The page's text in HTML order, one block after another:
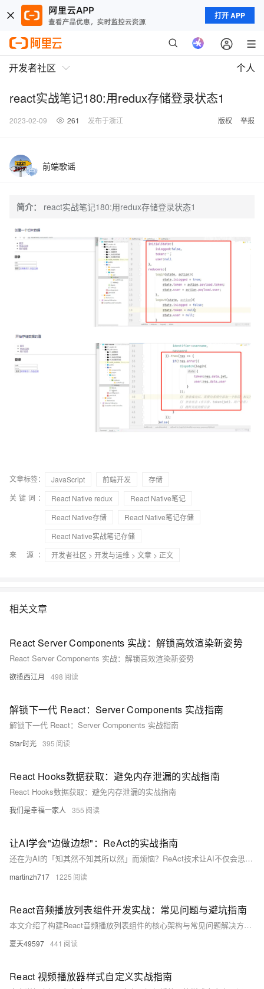
打开 APP
开发者社区 个人
react实战笔记180:用redux存储登录状态1
2023-02-09 261 发布于浙江 版权 举报
前端歌谣
简介： react实战笔记180:用redux存储登录状态1
文章标签： JavaScript 前端开发
存储
关键词：
React Native redux
React Native笔记
React Native存储
React Native笔记存储
React Native实战笔记存储
来 源：
开发者社区 > 开发与运维 > 文章 > 正文
相关文章
React Server Components 实战：解锁高效渲染新姿势
React Server Components 实战：解锁高效渲染新姿势
欲揽西江月 498
解锁下一代 React：Server Components 实战指南
解锁下一代 React：Server Components 实战指南
Star时光 395
React Hooks数据获取：避免内存泄漏的实战指南
React Hooks数据获取：避免内存泄漏的实战指南
我们是幸福一家人 355
让AI学会"边做边想"：ReAct的实战指南
还在为AI的「知其然不知其所以然」而烦恼？ReAct技术让AI不仅会思考，更会行动！通过模拟人类的思考-行动-观察循环，让AI从书呆子变身为真正的问题解决专家。几行代码就能构建智能Agent，告别AI幻觉，拥抱可追溯的推理过程！
martinzh717 1225
React音频播放列表组件开发实战：常见问题与避坑指南
本文介绍了构建React音频播放列表组件的核心架构与常见问题解决方案。通过管理播放状态、列表索引和音频进度，结合异步控制、状态清理、节流优化等技术，确保流畅的用户体验。针对移动端兼容性、内存泄漏、列表渲染性能等问题提供了具体修复方案，并分享了自定义Hook封装、可视化音频波形等进阶实践。最后，总结了性能优化法则和测试关键点，帮助开发者打造生产级可靠的音频播放组件。
夏天49597 441
React 视频播放器样式自定义实战指南